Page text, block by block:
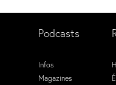
Podcasts
Infos
Magazines